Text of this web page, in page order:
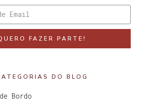
FAZER PARTE!
DO BLOG
Bordo